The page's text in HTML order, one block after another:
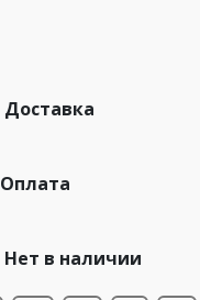
Доставка
Оплата
Нет в наличии